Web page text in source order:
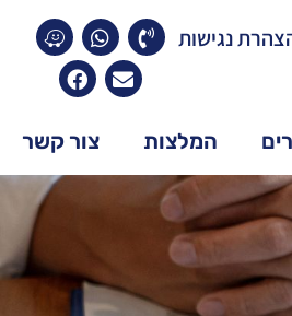
נגישות
המלצות צור קשר